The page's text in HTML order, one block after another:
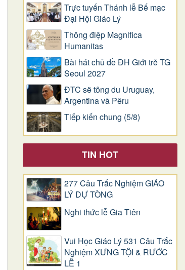
Trực tuyến Thánh lễ Bế mạc
Đại Hội Giáo Lý
Thông điệp Magnifica
Humanitas
Bài hát chủ đề ĐH Giới trẻ TG
Seoul 2027
ĐTC sẽ tông du Uruguay,
Argentina và Pêru
Tiếp kiến chung (5/8)
TIN HOT
277 Câu Trắc Nghiệm GIÁO
LÝ DỰ TÒNG
Nghi thức lễ Gia Tiên
Vui Học Giáo Lý 531 Câu Trắc
Nghiệm XƯNG TỘI & RƯỚC
LỄ 1